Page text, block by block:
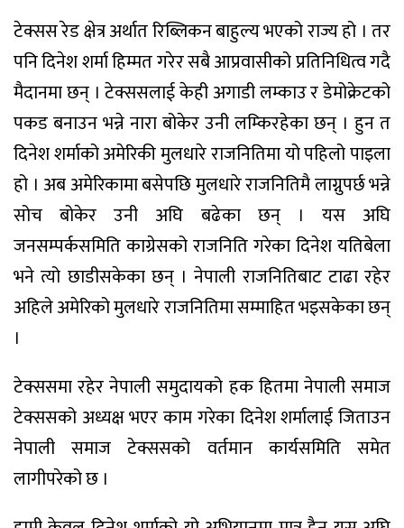
टेक्सस रेड क्षेत्र अर्थात रिब्लिकन बाहुल्य भएको राज्य हो । तर
पनि दिनेश शर्मा हिम्मत गरेर सबै आप्रवासीको प्रतिनिधित्व गदै
मैदानमा छन् । टेक्ससलाई केही अगाडी लम्काउ र डेमोक्रेटको
पकड बनाउन भन्ने नारा बोकेर उनी लम्किरहेका छन् । हुन त
दिनेश शर्माको अमेरिकी मुलधारे राजनितिमा यो पहिलो पाइला
हो । अब अमेरिकामा बसेपछि मुलधारे राजनितिमै लाग्नुपर्छ भन्ने
सोच बोकेर उनी अघि बढेका छन् । यस अघि
जनसम्पर्कसमिति काग्रेसको राजनिति गरेका दिनेश यतिबेला
भने त्यो छाडीसकेका छन् । नेपाली राजनितिबाट टाढा रहेर
अहिले अमेरिको मुलधारे राजनितिमा सम्माहित भइसकेका छन्
।
टेक्ससमा रहेर नेपाली समुदायको हक हितमा नेपाली समाज
टेक्ससको अध्यक्ष भएर काम गरेका दिनेश शर्मालाई जिताउन
नेपाली समाज टेक्ससको वर्तमान कार्यसमिति समेत
लागीपरेको छ ।